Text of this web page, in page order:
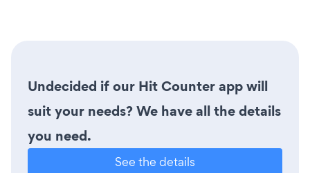
Undecided if our Hit Counter app will
suit your needs? We have all the details
you need.
See the details